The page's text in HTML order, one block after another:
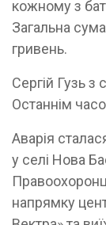
кожному з
Загальна
гривень.
Сергій Гузь з
Останнім
Аварія
у селі Нова
напрямку